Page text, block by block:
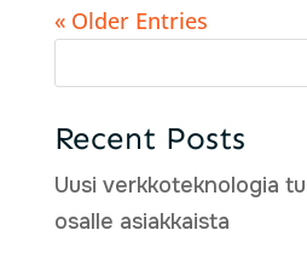
« Older Entries
Recent Posts
Uusi verkkoteknologia
osalle asiakkaista